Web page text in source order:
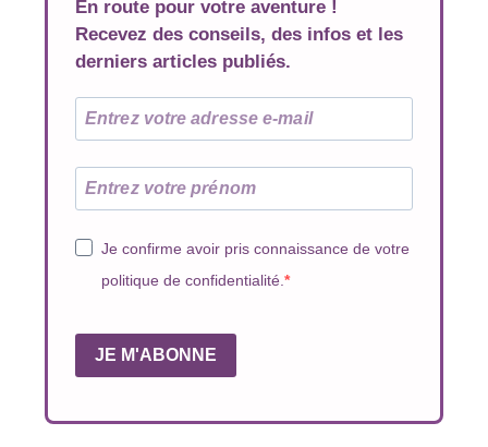
En route pour votre aventure !
Recevez des conseils, des infos et les
derniers articles publiés.
Je confirme avoir pris connaissance de votre
politique de confidentialité.
JE M'ABONNE